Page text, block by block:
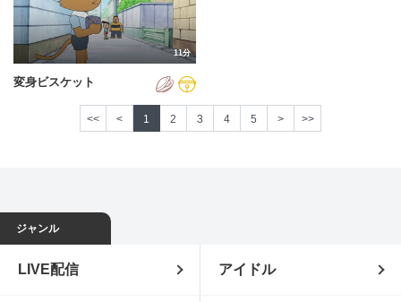
11分
変身ビスケット
<< < 1 2 3 4 5 > >>
ジャンル
LIVE配信 アイドル